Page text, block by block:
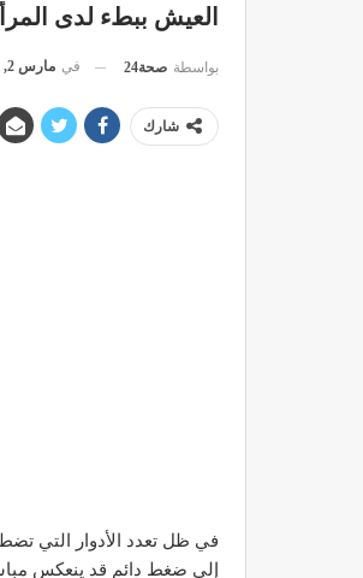
العيش ببطء لدى
بواسطة صحة24 في مارس 2, 2026
شارك
في ظل تعدد الأدوار التي
إلى ضغط دائم قد ينعكس